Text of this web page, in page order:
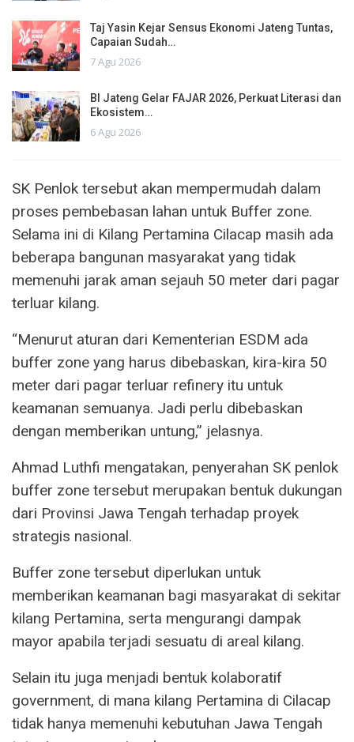
Taj Yasin Kejar Sensus Ekonomi Jateng Tuntas,
Capaian Sudah…
7 Agu 2026
BI Jateng Gelar FAJAR 2026, Perkuat Literasi dan
Ekosistem…
6 Agu 2026
SK Penlok tersebut akan mempermudah dalam
proses pembebasan lahan untuk Buffer zone.
Selama ini di Kilang Pertamina Cilacap masih ada
beberapa bangunan masyarakat yang tidak
memenuhi jarak aman sejauh 50 meter dari pagar
terluar kilang.
“Menurut aturan dari Kementerian ESDM ada
buffer zone yang harus dibebaskan, kira-kira 50
meter dari pagar terluar refinery itu untuk
keamanan semuanya. Jadi perlu dibebaskan
dengan memberikan untung,” jelasnya.
Ahmad Luthfi mengatakan, penyerahan SK penlok
buffer zone tersebut merupakan bentuk dukungan
dari Provinsi Jawa Tengah terhadap proyek
strategis nasional.
Buffer zone tersebut diperlukan untuk
memberikan keamanan bagi masyarakat di sekitar
kilang Pertamina, serta mengurangi dampak
mayor apabila terjadi sesuatu di areal kilang.
Selain itu juga menjadi bentuk kolaboratif
government, di mana kilang Pertamina di Cilacap
tidak hanya memenuhi kebutuhan Jawa Tengah